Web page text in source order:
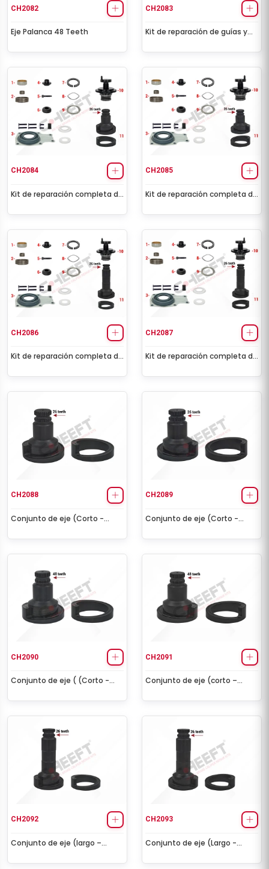
CH2082
Eje Palanca 48 Teeth
CH2083
Kit de reparación de guías y
CH2084
Kit de reparación completa de
CH2085
Kit de reparación completa de
CH2086
Kit de reparación completa de
CH2087
Kit de reparación completa de
CH2088
Conjunto de eje (Corto -
CH2089
Conjunto de eje (Corto -
CH2090
Conjunto de eje ( (Corto -
CH2091
Conjunto de eje (corto –
CH2092
Conjunto de eje (largo –
CH2093
Conjunto de eje (Largo -